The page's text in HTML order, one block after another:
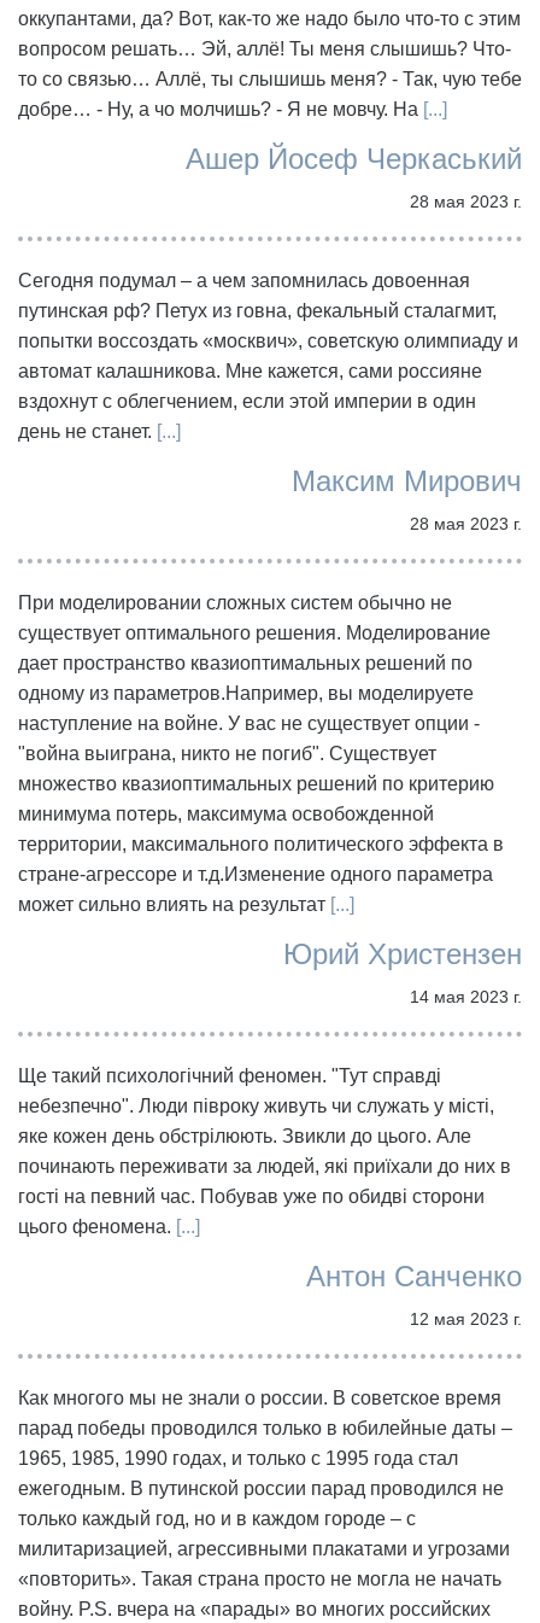
оккупантами, да? Вот, как-то же надо было что-то с этим
вопросом решать… Эй, аллё! Ты меня слышишь? Что-
то со связью… Аллё, ты слышишь меня? - Так, чую тебе
добре… - Ну, а чо молчишь? - Я не мовчу. На [...]
Ашер Йосеф Черкаський
28 мая 2023 г.
Сегодня подумал – а чем запомнилась довоенная
путинская рф? Петух из говна, фекальный сталагмит,
попытки воссоздать «москвич», советскую олимпиаду и
автомат калашникова. Мне кажется, сами россияне
вздохнут с облегчением, если этой империи в один
день не станет. [...]
Максим Мирович
28 мая 2023 г.
При моделировании сложных систем обычно не
существует оптимального решения. Моделирование
дает пространство квазиоптимальных решений по
одному из параметров.Например, вы моделируете
наступление на войне. У вас не существует опции -
"война выиграна, никто не погиб". Существует
множество квазиоптимальных решений по критерию
минимума потерь, максимума освобожденной
территории, максимального политического эффекта в
стране-агрессоре и т.д.Изменение одного параметра
может сильно влиять на результат [...]
Юрий Христензен
14 мая 2023 г.
Ще такий психологічний феномен. "Тут справді
небезпечно". Люди півроку живуть чи служать у місті,
яке кожен день обстрілюють. Звикли до цього. Але
починають переживати за людей, які приїхали до них в
гості на певний час. Побував уже по обидві сторони
цього феномена. [...]
Антон Санченко
12 мая 2023 г.
Как многого мы не знали о россии. В советское время
парад победы проводился только в юбилейные даты –
1965, 1985, 1990 годах, и только с 1995 года стал
ежегодным. В путинской россии парад проводился не
только каждый год, но и в каждом городе – с
милитаризацией, агрессивными плакатами и угрозами
«повторить». Такая страна просто не могла не начать
войну. P.S. вчера на «парады» во многих российских